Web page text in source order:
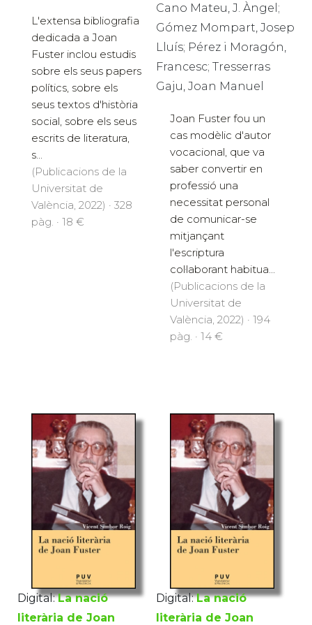
L'extensa bibliografia
dedicada a Joan
Fuster inclou estudis
sobre els seus papers
polítics, sobre els
seus textos d'història
social, sobre els seus
escrits de literatura,
s...
(Publicacions de la
Universitat de
València, 2022) · 328
pàg. · 18 €
Cano Mateu, J. Àngel;
Gómez Mompart, Josep
Lluís; Pérez i Moragón,
Francesc; Tresserras
Gaju, Joan Manuel
Joan Fuster fou un
cas modèlic d'autor
vocacional, que va
saber convertir en
professió una
necessitat personal
de comunicar-se
mitjançant
l'escriptura
col·laborant habitua...
(Publicacions de la
Universitat de
València, 2022) · 194
pàg. · 14 €
Digital: La nació
literària de Joan
Digital: La nació
literària de Joan